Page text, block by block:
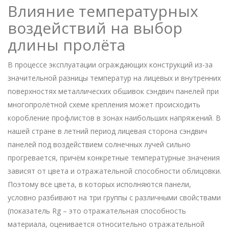
Влияние температурных
воздействий на выбор
длины пролёта
В процессе эксплуатации ограждающих конструкций из-за
значительной разницы температур на лицевых и внутренних
поверхностях металлических обшивок сэндвич панелей при
многопролётной схеме крепления может происходить
коробление профлистов в зонах наибольших напряжений. В
нашей стране в летний период лицевая сторона сэндвич
панелей под воздействием солнечных лучей сильно
прогревается, причём конкретные температурные значения
зависят от цвета и отражательной способности облицовки.
Поэтому все цвета, в которых исполняются панели,
условно разбивают на три группы с различными свойствами
(показатель Rg – это отражательная способность
материала, оценивается относительно отражательной